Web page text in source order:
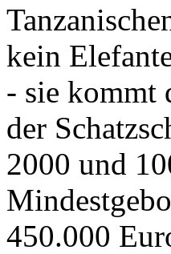
kein
- sie kommt
der
2000 und
450.000